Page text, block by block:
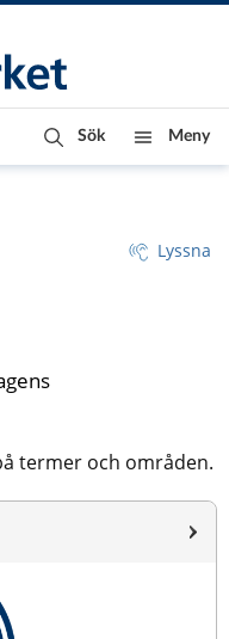
Sök Meny
Lyssna
termer och områden.
webbplats.